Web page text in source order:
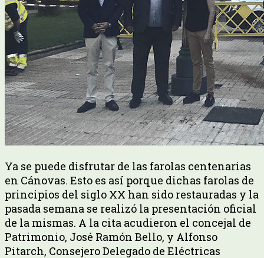
Ya se puede disfrutar de las farolas centenarias
en Cánovas. Esto es así porque dichas farolas de
principios del siglo XX han sido restauradas y la
pasada semana se realizó la presentación oficial
de la mismas. A la cita acudieron el concejal de
Patrimonio, José Ramón Bello, y Alfonso
Pitarch, Consejero Delegado de Eléctricas